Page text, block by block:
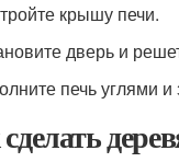
крышу печи.
дверь и
печь углями и